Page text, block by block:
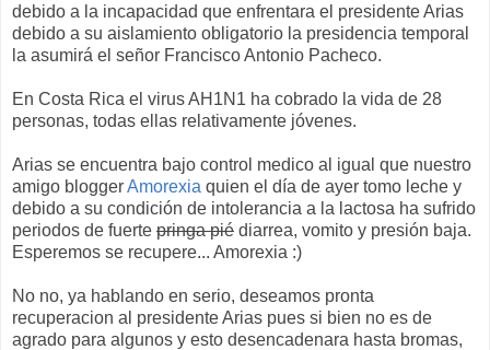
debido a la incapacidad que enfrentara el presidente Arias
debido a su aislamiento obligatorio la presidencia temporal
la asumirá el señor Francisco Antonio Pacheco.
En Costa Rica el virus AH1N1 ha cobrado la vida de 28
personas, todas ellas relativamente jóvenes.
Arias se encuentra bajo control medico al igual que nuestro
amigo bloggerAmorexia quien el día de ayer tomo leche y
debido a su condición de intolerancia a la lactosa ha sufrido
periodos de fuerte pringa pié diarrea, vomito y presión baja.
Esperemos se recupere... Amorexia :)
No no, ya hablando en serio, deseamos pronta
recuperacion al presidente Arias pues si bien no es de
agrado para algunos y esto desencadenara hasta bromas,